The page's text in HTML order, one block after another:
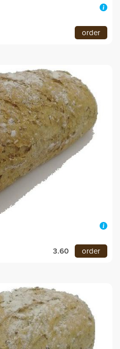
order
3.60 order